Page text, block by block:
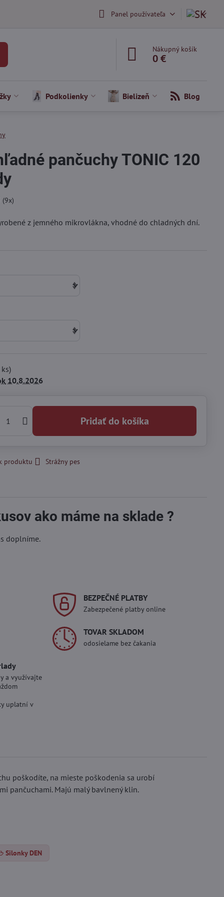
Panel používateľa
Nákupný košík
0 €
Podkolienky Bielizeň Blog
pančuchy TONIC 120
(9x)
z jemného mikrovlákna, vhodné do chladných dní.
ks)
10.8.2026
Pridať do košíka
produktu Strážny pes
ako máme na sklade ?
doplníme.
BEZPEČNÉ PLATBY
Zabezpečené platby online
TOVAR SKLADOM
odosielame bez čakania
a využívajte
uplatní v
poškodíte, na mieste poškodenia sa urobí
pančuchami. Majú malý bavlnený klin.
Silonky DEN